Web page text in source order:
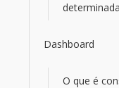
Dashboard
O que é